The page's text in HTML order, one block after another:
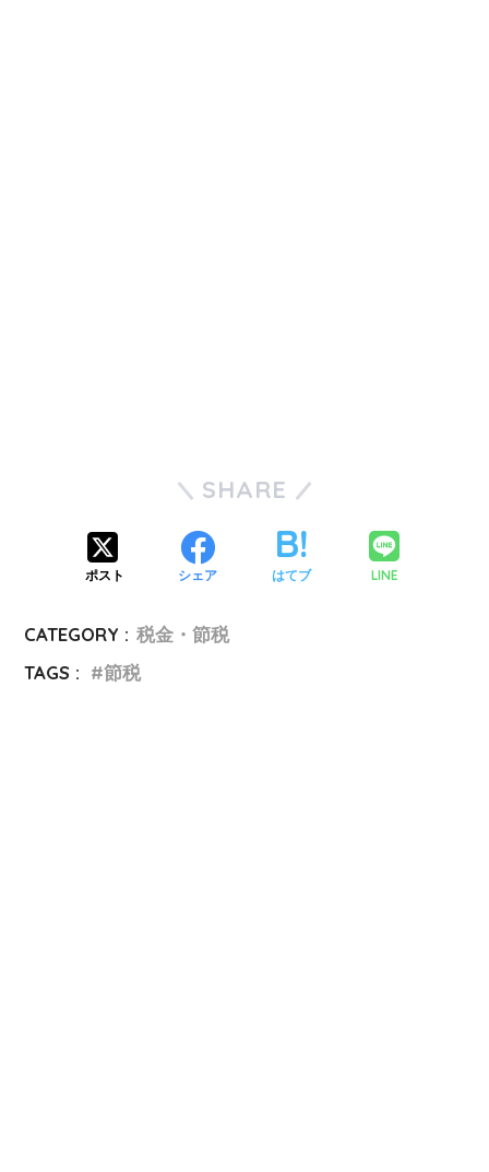
SHARE
ポスト シェア はてブ LINE
CATEGORY : 税金・節税
TAGS :
節税